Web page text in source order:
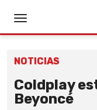
NOTICIAS
Coldplay
Beyoncé